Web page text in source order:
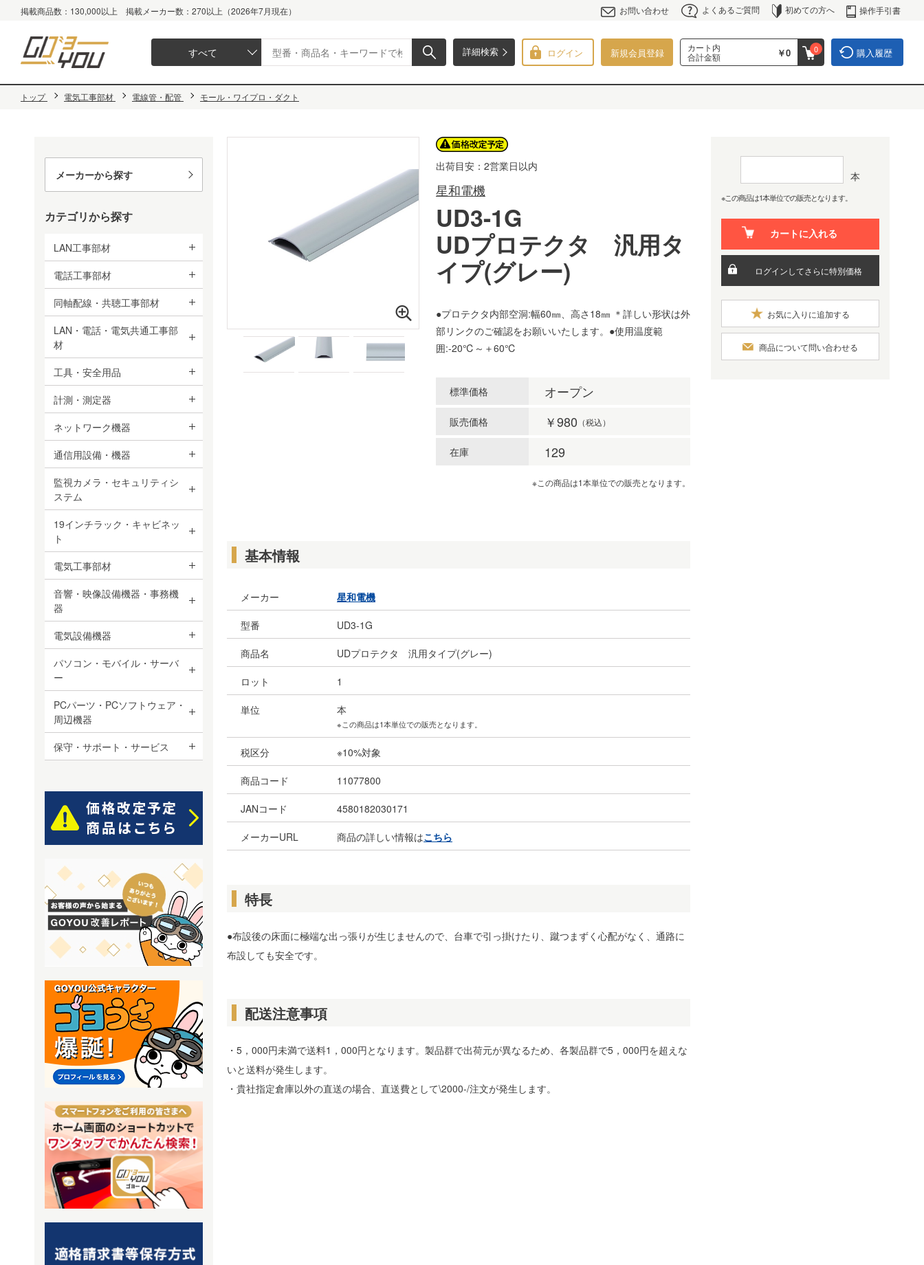
掲載商品数：130,000以上 掲載メーカー数：270以上（2026年7月現在） お問い合わせ よくあるご質問 初めての方へ 操作手引書
詳細検索
すべて ログイン 新規会員登録
カート内
合計金額
￥0 0 購入履歴
トップ 電気工事部材 電線管・配管 モール・ワイプロ・ダクト
出荷目安：2営業日以内
星和電機
UD3-1G
UDプロテクタ 汎用タ
イプ(グレー)
●プロテクタ内部空洞:幅60㎜、高さ18㎜ ＊詳しい形状は外
部リンクのご確認をお願いいたします。●使用温度範
囲:-20℃～＋60℃
標準価格 オープン
販売価格 ￥980 （税込）
在庫 129
※この商品は1本単位での販売となります。
基本情報
メーカー 星和電機
型番 UD3-1G
商品名 UDプロテクタ 汎用タイプ(グレー)
ロット 1
単位 本
※この商品は1本単位での販売となります。
税区分 ※10%対象
商品コード 11077800
JANコード 4580182030171
メーカーURL 商品の詳しい情報はこちら
特長
●布設後の床面に極端な出っ張りが生じませんので、台車で引っ掛けたり、蹴つまずく心配がなく、通路に
布設しても安全です。
配送注意事項
・5，000円未満で送料1，000円となります。製品群で出荷元が異なるため、各製品群で5，000円を超えな
いと送料が発生します。
・貴社指定倉庫以外の直送の場合、直送費として\2000-/注文が発生します。
本
※この商品は1本単位での販売となります。
カートに入れる
ログインしてさらに特別価格
お気に入りに追加する
商品について問い合わせる
メーカーから探す
カテゴリから探す
LAN工事部材
電話工事部材
同軸配線・共聴工事部材
LAN・電話・電気共通工事部
材
工具・安全用品
計測・測定器
ネットワーク機器
通信用設備・機器
監視カメラ・セキュリティシ
ステム
19インチラック・キャビネッ
ト
電気工事部材
音響・映像設備機器・事務機
器
電気設備機器
パソコン・モバイル・サーバ
ー
PCパーツ・PCソフトウェア・
周辺機器
保守・サポート・サービス